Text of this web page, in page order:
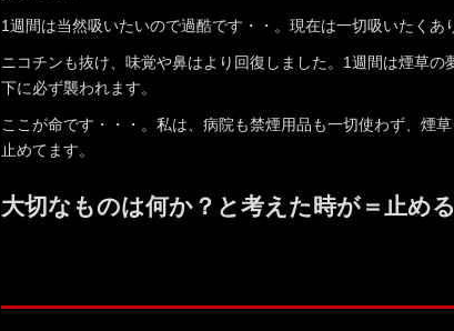
1週間は当然吸いたいので過酷です・・。現在は一切吸いたくあ
ニコチンも抜け、味覚や鼻はより回復しました。1週間は煙草の
下に必ず襲われます。
ここが命です・・・。私は、病院も禁煙用品も一切使わず、煙
止めてます。
大切なものは何か？と考えた時が＝止め